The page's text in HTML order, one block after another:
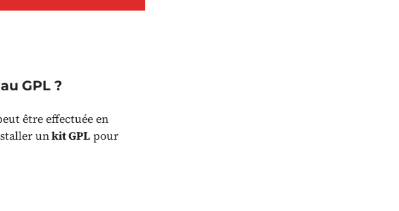
GPL ?
être effectuée en
unkit GPLpour